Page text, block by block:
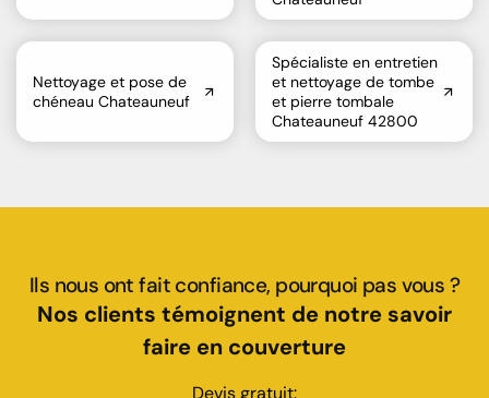
Nettoyage et pose de
chéneau Chateauneuf
Spécialiste en entretien
et nettoyage de tombe
et pierre tombale
Chateauneuf 42800
Ils nous ont fait confiance, pourquoi pas vous ?
Nos clients témoignent de notre savoir
faire en couverture
Devis gratuit: